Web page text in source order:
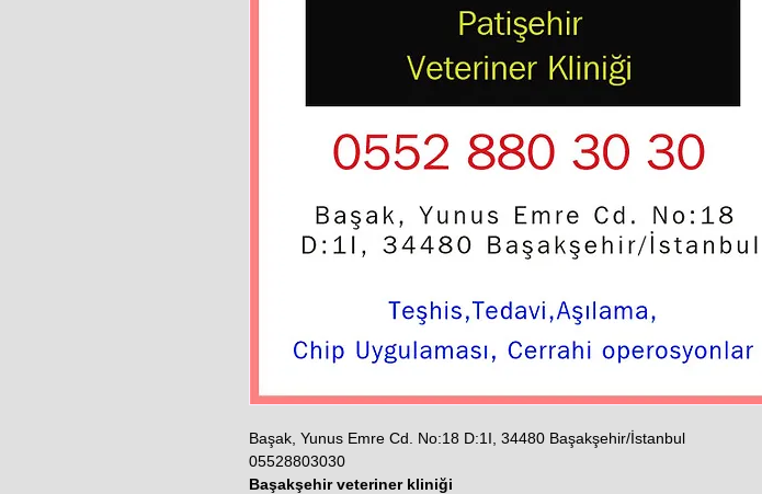
Başak, Yunus Emre Cd. No:18 D:1I, 34480 Başakşehir/İstanbul
05528803030
Başakşehir veteriner kliniği